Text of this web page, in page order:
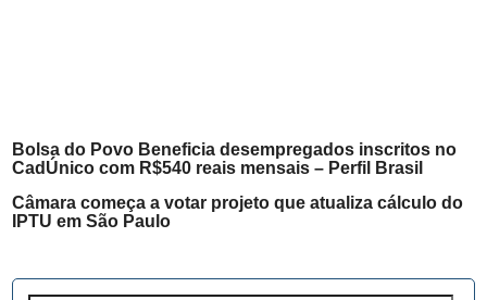
Bolsa do Povo Beneficia desempregados inscritos no
CadÚnico com R$540 reais mensais – Perfil Brasil
Câmara começa a votar projeto que atualiza cálculo do
IPTU em São Paulo